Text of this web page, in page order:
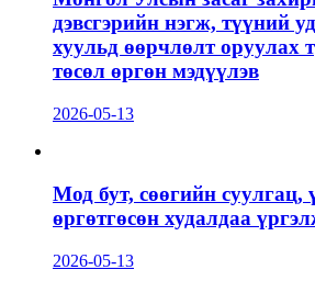
дэвсгэрийн нэгж, түүний
хуульд өөрчлөлт оруулах
төсөл өргөн мэдүүлэв
2026-05-13
Мод бут, сөөгийн суулгац,
өргөтгөсөн худалдаа
2026-05-13